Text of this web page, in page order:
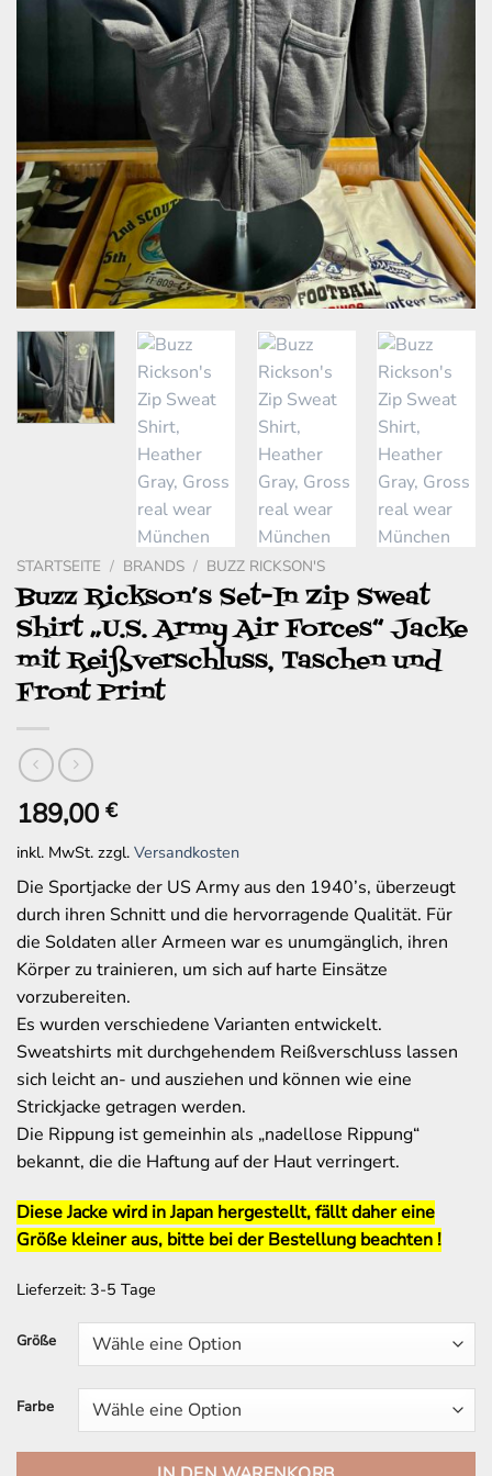
STARTSEITE / BRANDS / BUZZ RICKSON'S
Buzz Rickson’s Set-In Zip Sweat
Shirt „U.S. Army Air Forces“ Jacke
mit Reißverschluss, Taschen und
Front Print
189,00 €
inkl. MwSt. zzgl. Versandkosten
Die Sportjacke der US Army aus den 1940’s, überzeugt
durch ihren Schnitt und die hervorragende Qualität. Für
die Soldaten aller Armeen war es unumgänglich, ihren
Körper zu trainieren, um sich auf harte Einsätze
vorzubereiten.
Es wurden verschiedene Varianten entwickelt.
Sweatshirts mit durchgehendem Reißverschluss lassen
sich leicht an- und ausziehen und können wie eine
Strickjacke getragen werden.
Die Rippung ist gemeinhin als „nadellose Rippung“
bekannt, die die Haftung auf der Haut verringert.
Diese Jacke wird in Japan hergestellt, fällt daher eine
Größe kleiner aus, bitte bei der Bestellung beachten !
Lieferzeit: 3-5 Tage
Größe
Farbe